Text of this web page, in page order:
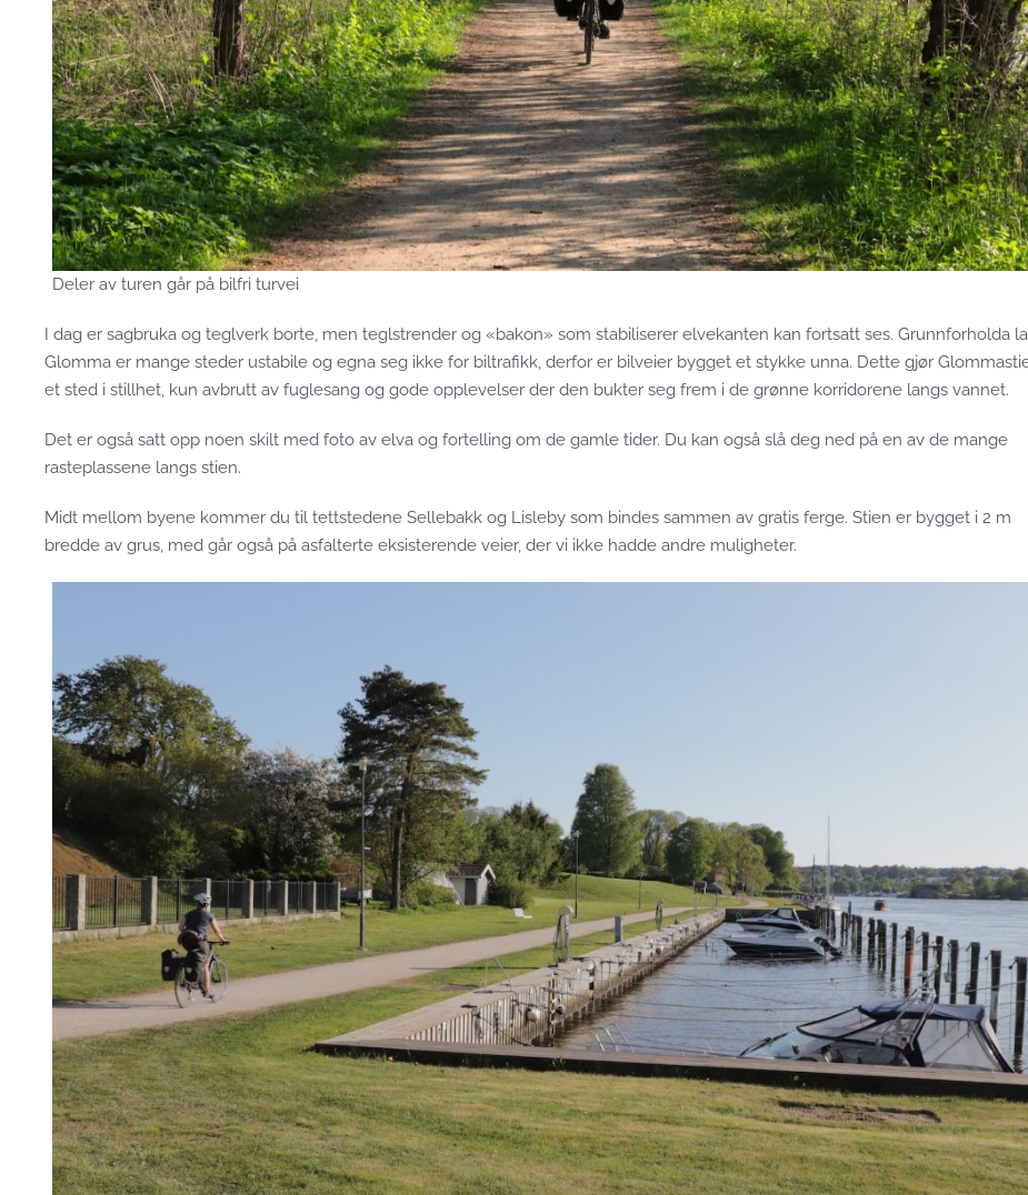
Deler av turen går på bilfri turvei
I dag er sagbruka og teglverk borte, men teglstrender og «bakon» som stabiliserer elvekanten kan fortsatt ses. Grunnforholda
Glomma er mange steder ustabile og egna seg ikke for biltrafikk, derfor er bilveier bygget et stykke unna. Dette gjør
et sted i stillhet, kun avbrutt av fuglesang og gode opplevelser der den bukter seg frem i de grønne korridorene langs vannet.
Det er også satt opp noen skilt med foto av elva og fortelling om de gamle tider. Du kan også slå deg ned på en av de mange
rasteplassene langs stien.
Midt mellom byene kommer du til tettstedene Sellebakk og Lisleby som bindes sammen av gratis ferge. Stien er bygget i 2 m
bredde av grus, med går også på asfalterte eksisterende veier, der vi ikke hadde andre muligheter.